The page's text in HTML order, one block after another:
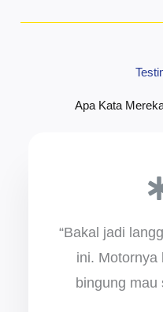
Apa Kata
“Bakal jadi
ini. Motornya
bingung mau